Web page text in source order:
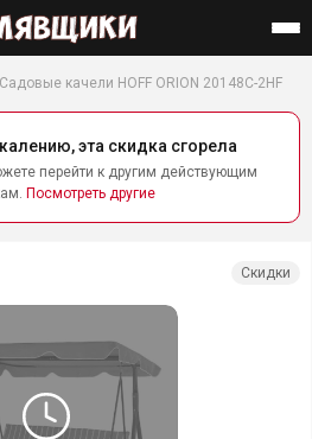
Найти
Садовые качели HOFF ORION 20148C-2HF
эта скидка сгорела
перейти к другим действующим
Посмотреть другие
Скидки